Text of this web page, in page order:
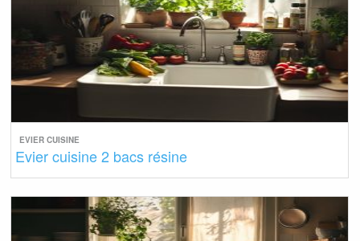
EVIER CUISINE
Evier cuisine 2 bacs résine